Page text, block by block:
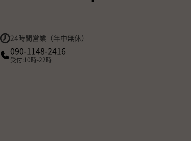
24時間営業（年中無休）
090-1148-2416
受付:10時-22時